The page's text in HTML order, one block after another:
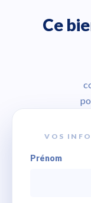
Ce
VOS
Prénom